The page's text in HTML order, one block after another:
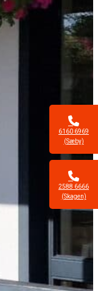
6160 6969
(Sæby)
2588 6666
(Skagen)